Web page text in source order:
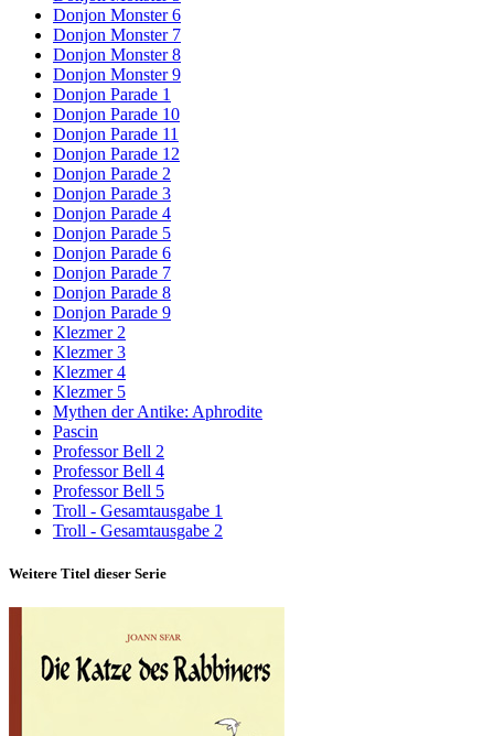
Donjon Monster 6
Donjon Monster 7
Donjon Monster 8
Donjon Monster 9
Donjon Parade 1
Donjon Parade 10
Donjon Parade 11
Donjon Parade 12
Donjon Parade 2
Donjon Parade 3
Donjon Parade 4
Donjon Parade 5
Donjon Parade 6
Donjon Parade 7
Donjon Parade 8
Donjon Parade 9
Klezmer 2
Klezmer 3
Klezmer 4
Klezmer 5
Mythen der Antike: Aphrodite
Pascin
Professor Bell 2
Professor Bell 4
Professor Bell 5
Troll - Gesamtausgabe 1
Troll - Gesamtausgabe 2
Weitere Titel dieser Serie